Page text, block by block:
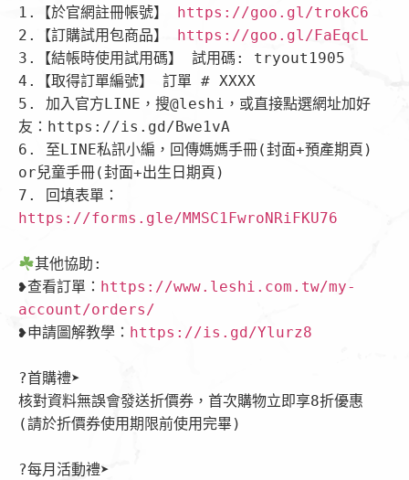
1.【於官網註冊帳號】 https://goo.gl/trokC6
2.【訂購試用包商品】 https://goo.gl/FaEqcL
3.【結帳時使用試用碼】 試用碼: tryout1905
4.【取得訂單編號】 訂單 # XXXX
5. 加入官方LINE，搜@leshi，或直接點選網址加好
友：https://is.gd/Bwe1vA
6. 至LINE私訊小編，回傳媽媽手冊(封面+預產期頁)
or兒童手冊(封面+出生日期頁)
7. 回填表單：
https://forms.gle/MMSC1FwroNRiFKU76
其他協助:
❥查看訂單： https://www.leshi.com.tw/my-
account/orders/
❥申請圖解教學： https://is.gd/Ylurz8
?首購禮➤
核對資料無誤會發送折價券，首次購物立即享8折優惠
(請於折價券使用期限前使用完畢)
?每月活動禮➤